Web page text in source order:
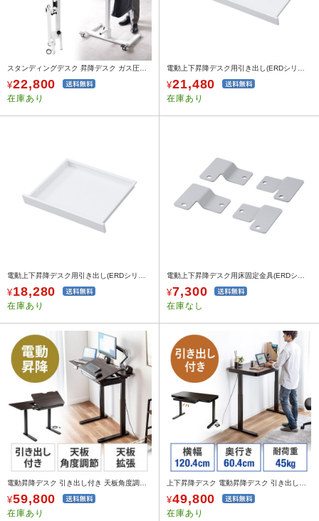
¥22,800
在庫あり
¥21,480
在庫あり
¥18,280
在庫あり
¥7,300
在庫なし
¥59,800
在庫あり
¥49,800
在庫あり